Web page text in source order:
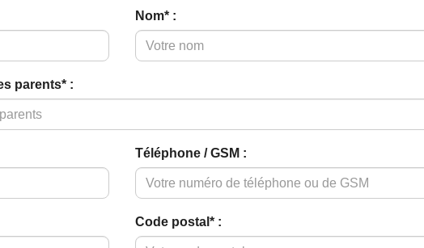
Nom* :
parents* :
Téléphone / GSM :
Code postal* :